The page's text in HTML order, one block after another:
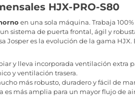
HJX-PRO-S80
en una sola máquina. Trabaja 100%
sistema de puerta frontal, ágil y
Josper es la evolución de la gama
y lleva incorporada ventilación extra
y ventilación trasera.
más robusto, duradero y fácil de
es más amplia para un mayor flujo de